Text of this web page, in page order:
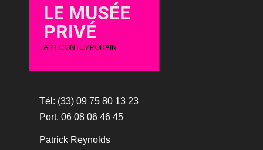
LE MUSÉE
PRIVÉ
ART CONTEMPORAIN
Tél: (33) 09 75 80 13 23
Port. 06 08 06 46 45
Patrick Reynolds